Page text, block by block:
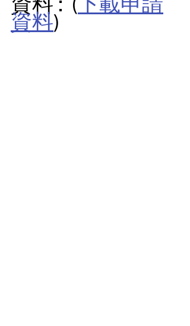
資料 :  (下載申請
資料)